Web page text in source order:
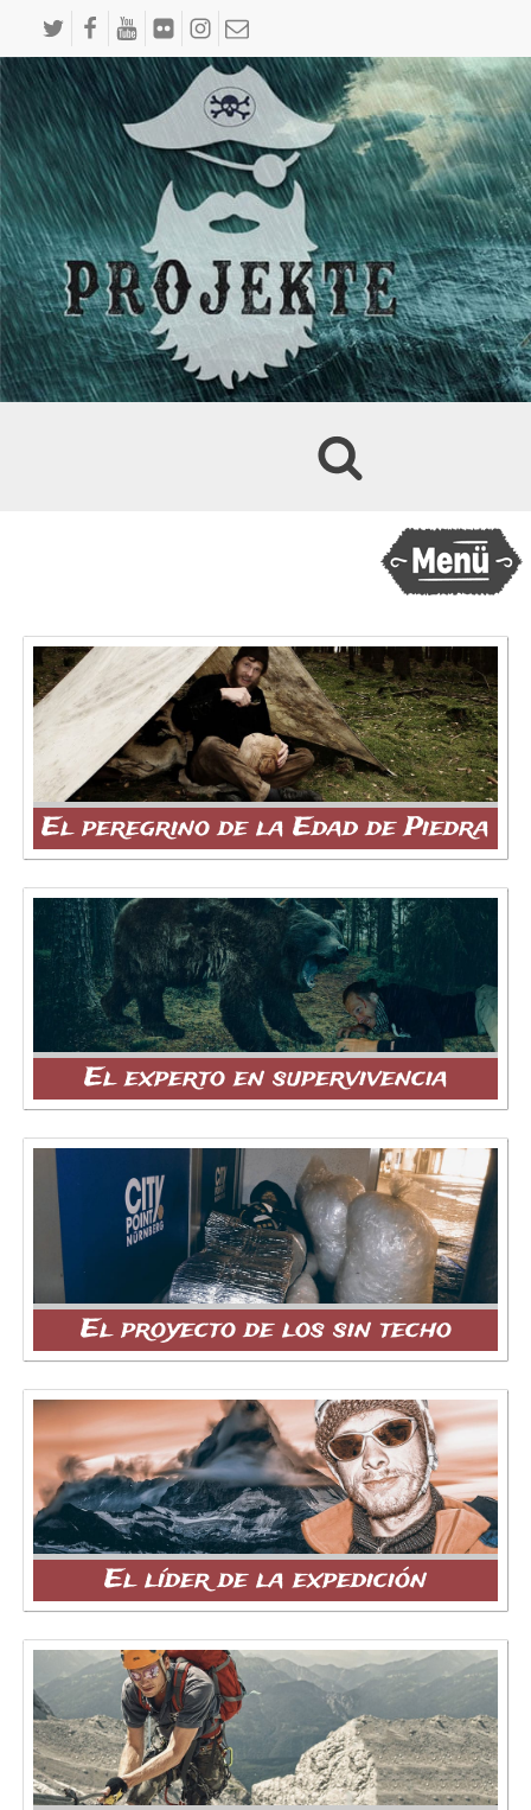
El peregrino de la Edad de Piedra
El experto en supervivencia
El proyecto de los sin techo
El líder de la expedición